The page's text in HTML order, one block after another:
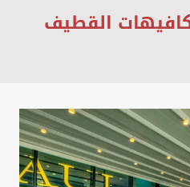
القطيف